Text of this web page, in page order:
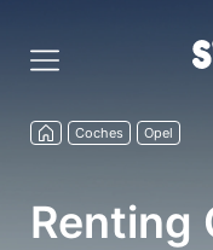
Coches Opel
Renting